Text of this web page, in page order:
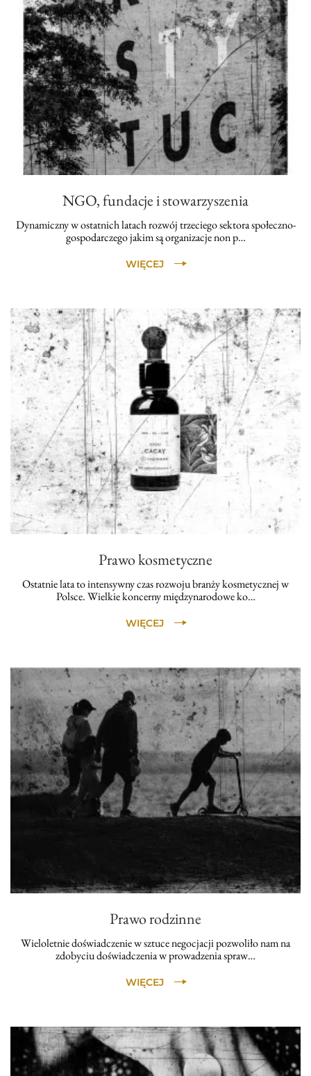
NGO, fundacje i stowarzyszenia
Dynamiczny w ostatnich latach rozwój trzeciego sektora społeczno-
gospodarczego jakim są organizacje non p…
WIĘCEJ
Prawo kosmetyczne
Ostatnie lata to intensywny czas rozwoju branży kosmetycznej w
Polsce. Wielkie koncerny międzynarodowe ko…
WIĘCEJ
Prawo rodzinne
Wieloletnie doświadczenie w sztuce negocjacji pozwoliło nam na
zdobyciu doświadczenia w prowadzenia spraw…
WIĘCEJ